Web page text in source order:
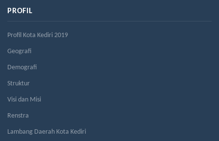
PROFIL
Profil Kota Kediri 2019
Geografi
Demografi
Struktur
Visi dan Misi
Renstra
Lambang Daerah Kota Kediri